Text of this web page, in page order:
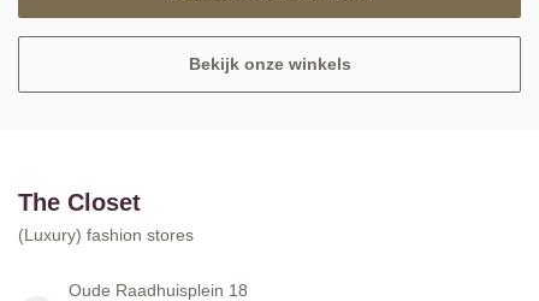
Bekijk onze winkels
The Closet
(Luxury) fashion stores
Oude Raadhuisplein 18